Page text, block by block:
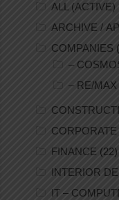
ALL (ACTIVE)
ARCHIVE /
COMPANIES
–
– RE/MAX
FINANCE (22)
INTERIOR
IT –